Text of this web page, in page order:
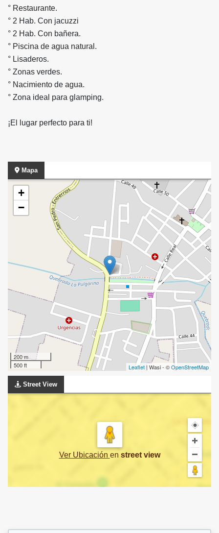
° Restaurante.
° 2 Hab. Con jacuzzi
° 2 Hab. Con bañera.
° Piscina de agua natural.
° Lisaderos.
° Zonas verdes.
° Nacimiento de agua.
° Zona ideal para glamping.
¡El lugar perfecto para ti!
Mapa
+
−
200 m
500 ft
Leaflet | Wasi - ©OpenStreetMap
Street View
Ver Ubicación en street view